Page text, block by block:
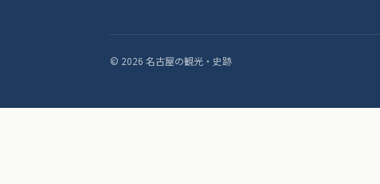
© 2026 名古屋の観光・史跡